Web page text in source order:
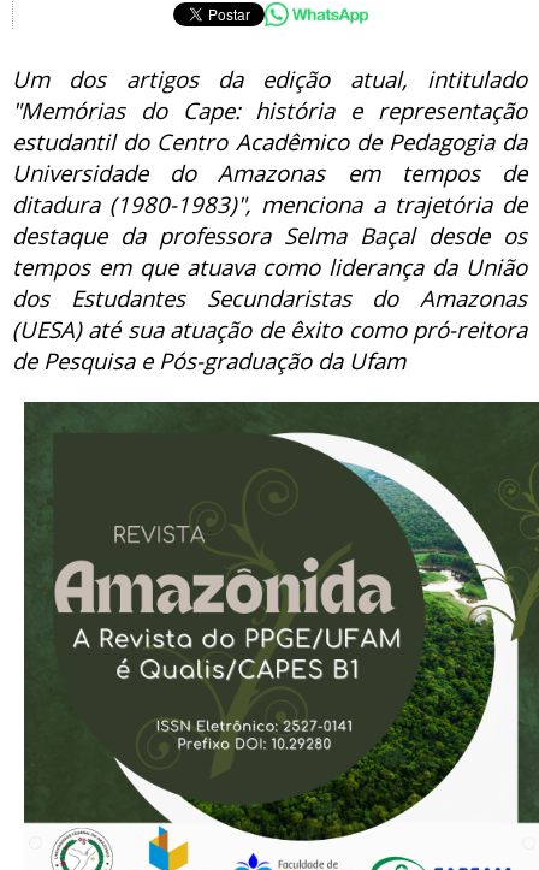
Um dos artigos da edição atual, intitulado
"Memórias do Cape: história e representação
estudantil do Centro Acadêmico de Pedagogia da
Universidade do Amazonas em tempos de
ditadura (1980-1983)", menciona a trajetória de
destaque da professora Selma Baçal desde os
tempos em que atuava como liderança da União
dos Estudantes Secundaristas do Amazonas
(UESA) até sua atuação de êxito como pró-reitora
de Pesquisa e Pós-graduação da Ufam